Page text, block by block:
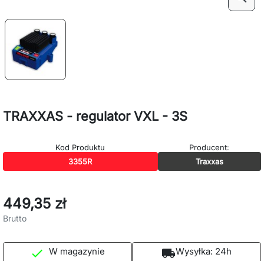
TRAXXAS - regulator VXL - 3S
Kod Produktu
3355R
Producent:
Traxxas
449,35 zł
Brutto
 W magazynie local_shippingWysyłka: 24h